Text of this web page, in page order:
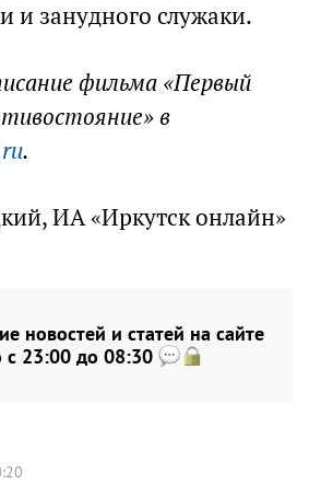
и занудного служаки.
фильма «Первый
в
.
ИА «Иркутск онлайн»
новостей и статей на сайте
с 23:00 до 08:30